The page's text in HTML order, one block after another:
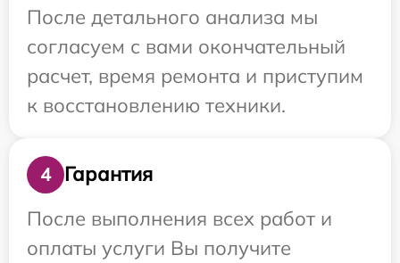
После детального анализа мы
согласуем с вами окончательный
расчет, время ремонта и приступим
к восстановлению техники.
4
Гарантия
После выполнения всех работ и
оплаты услуги Вы получите